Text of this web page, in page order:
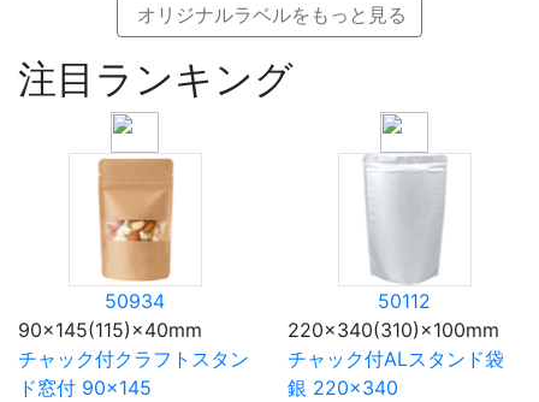
オリジナルラベルをもっと見る
注目ランキング
50934
90×145(115)×40mm
チャック付クラフトスタン
ド窓付 90×145
50112
220×340(310)×100mm
チャック付ALスタンド袋
銀 220×340